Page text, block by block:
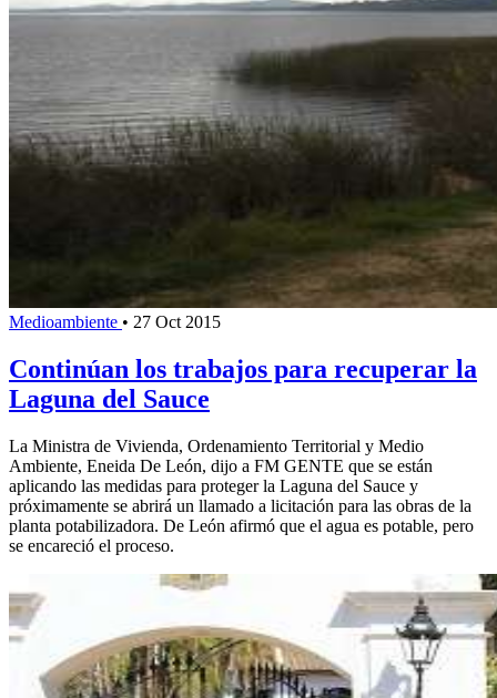
Medioambiente • 27 Oct 2015
Continúan los trabajos para recuperar la
Laguna del Sauce
La Ministra de Vivienda, Ordenamiento Territorial y Medio
Ambiente, Eneida De León, dijo a FM GENTE que se están
aplicando las medidas para proteger la Laguna del Sauce y
próximamente se abrirá un llamado a licitación para las obras de la
planta potabilizadora. De León afirmó que el agua es potable, pero
se encareció el proceso.